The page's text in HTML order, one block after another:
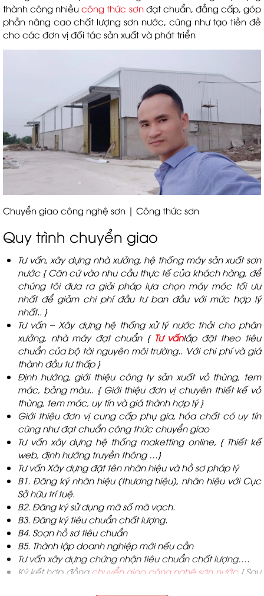
thành công nhiềucông thức sơnđạt chuẩn, đẳng cấp, góp
phần nâng cao chất lượng sơn nước, cũng như tạo tiền đề
cho các đơn vị đối tác sản xuất và phát triển
Chuyển giao công nghệ sơn | Công thức sơn
Quy trình chuyển giao
Tư vấn, xây dựng nhà xưởng, hệ thống máy sản xuất sơn
nước { Căn cứ vào nhu cầu thực tế của khách hàng, để
chúng tôi đưa ra giải pháp lựa chọn máy móc tối ưu
nhất để giảm chi phí đầu tư ban đầu với mức hợp lý
nhất.. }
Tư vấn – Xây dựng hệ thống xử lý nước thải cho phân
xưởng, nhà máy đạt chuẩn { Tư vấnlắp đặt theo tiêu
chuẩn của bộ tài nguyên môi trường.. Với chi phí và giá
thành đầu tư thấp }
Định hướng, giới thiệu công ty sản xuất vỏ thùng, tem
mác, bảng màu.. { Giới thiệu đơn vị chuyên thiết kế vỏ
thùng, tem mác, uy tín và giá thành hợp lý }
Giới thiệu đơn vị cung cấp phụ gia, hóa chất có uy tín
cũng như đạt chuẩn công thức chuyển giao
Tư vấn xây dựng hệ thống maketting online, { Thiết kế
web, định hướng truyền thông …}
Tư vấn Xây dựng đặt tên nhãn hiệu và hồ sơ pháp lý
B1. Đăng ký nhãn hiệu (thương hiệu), nhãn hiệu với Cục
Sở hữu trí tuệ.
B2. Đăng ký sử dụng mã số mã vạch.
B3. Đăng ký tiêu chuẩn chất lượng.
B4. Soạn hồ sơ tiêu chuẩn
B5. Thành lập doanh nghiệp mới nếu cần
Tư vấn xây dựng chứng nhận tiêu chuẩn chất lượng….
Ký kết hợp đồng chuyển giao công nghệ sơn nước{ Sau